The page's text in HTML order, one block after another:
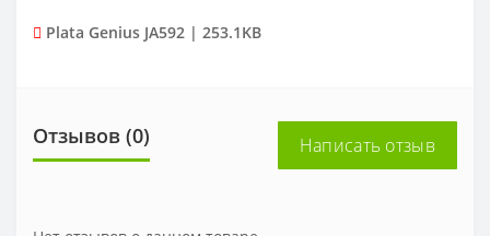
Plata Genius JA592 | 253.1KB
Отзывов (0) Написать отзыв